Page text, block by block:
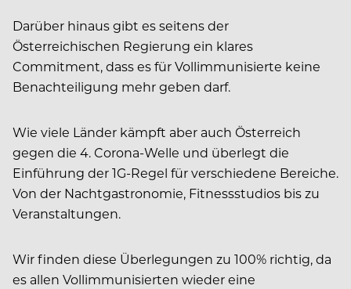
Darüber hinaus gibt es seitens der
Österreichischen Regierung ein klares
Commitment, dass es für Vollimmunisierte keine
Benachteiligung mehr geben darf.
Wie viele Länder kämpft aber auch Österreich
gegen die 4. Corona-Welle und überlegt die
Einführung der 1G-Regel für verschiedene Bereiche.
Von der Nachtgastronomie, Fitnessstudios bis zu
Veranstaltungen.
Wir finden diese Überlegungen zu 100% richtig, da
es allen Vollimmunisierten wieder eine